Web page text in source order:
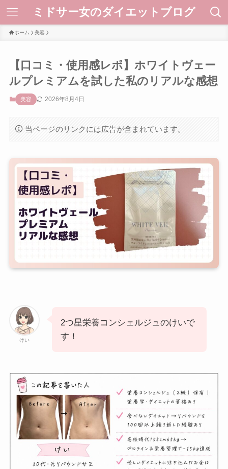
ミドサー女のダイエットブログ
ホーム 美容
【口コミ・使用感レポ】ホワイトヴェー
ルプレミアムを試した私のリアルな感想
美容 2026年8月4日
当ページのリンクには広告が含まれています。
けい
2つ星栄養コンシェルジュのけいで
す！